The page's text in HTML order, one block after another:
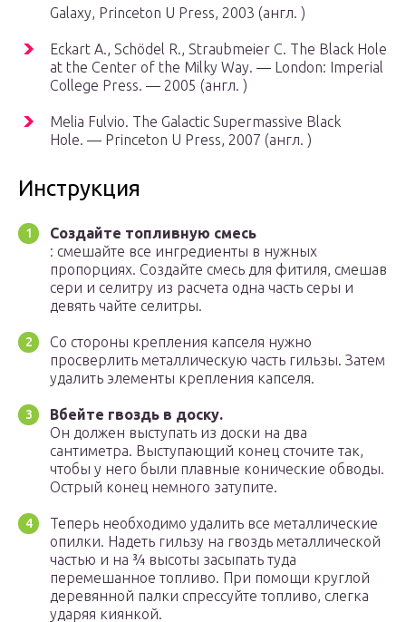
Galaxy, Princeton U Press, 2003 (англ. )
Eckart A., Schödel R., Straubmeier C. The Black Hole
at the Center of the Milky Way. — London: Imperial
College Press. — 2005 (англ. )
Melia Fulvio. The Galactic Supermassive Black
Hole. — Princeton U Press, 2007 (англ. )
Инструкция
Создайте топливную смесь
: смешайте все ингредиенты в нужных
пропорциях. Создайте смесь для фитиля, смешав
сери и селитру из расчета одна часть серы и
девять чайте селитры.
Со стороны крепления капселя нужно
просверлить металлическую часть гильзы. Затем
удалить элементы крепления капселя.
Вбейте гвоздь в доску.
Он должен выступать из доски на два
сантиметра. Выступающий конец сточите так,
чтобы у него были плавные конические обводы.
Острый конец немного затупите.
Теперь необходимо удалить все металлические
опилки. Надеть гильзу на гвоздь металлической
частью и на ¾ высоты засыпать туда
перемешанное топливо. При помощи круглой
деревянной палки спрессуйте топливо, слегка
ударяя киянкой.